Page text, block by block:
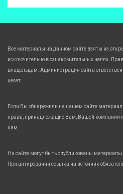
Все материалы на данном сайте взяты из
исключительно в ознакомительных целях.
владельцам. Администрация сайта
несет.
Если Вы обнаружили на нашем сайте
права, принадлежащие Вам, Вашей компании
нам.
На сайте могут быть опубликованы материалы
При цитировании ссылка на источник